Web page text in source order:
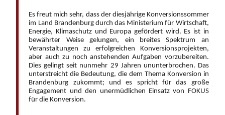
Es freut mich sehr, dass der diesjährige Konversionssommer
im Land Brandenburg durch das Ministerium für Wirtschaft,
Energie, Klimaschutz und Europa gefördert wird. Es ist in
bewährter Weise gelungen, ein breites Spektrum an
Veranstaltungen zu erfolgreichen Konversionsprojekten,
aber auch zu noch anstehenden Aufgaben vorzubereiten.
Dies gelingt seit nunmehr 29 Jahren ununterbrochen. Das
unterstreicht die Bedeutung, die dem Thema Konversion in
Brandenburg zukommt; und es spricht für das große
Engagement und den unermüdlichen Einsatz von FOKUS
für die Konversion.